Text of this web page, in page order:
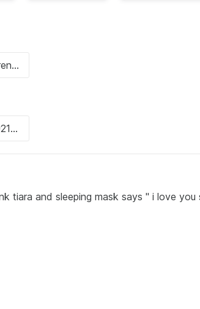
tiara and sleeping mask says " i love you